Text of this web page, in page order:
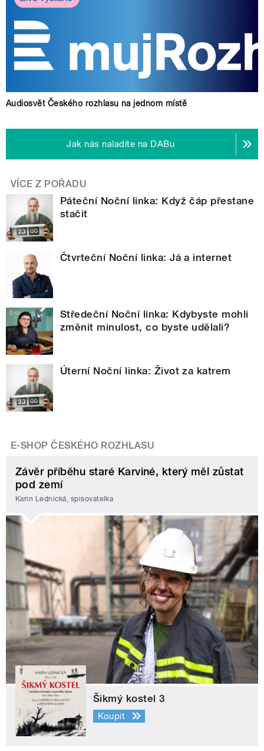
Audiosvět Českého rozhlasu na jednom místě
Jak nás naladíte na DABu
VÍCE Z POŘADU
Páteční Noční linka: Když čáp přestane
stačit
Čtvrteční Noční linka: Já a internet
Středeční Noční linka: Kdybyste mohli
změnit minulost, co byste udělali?
Úterní Noční linka: Život za katrem
E-SHOP ČESKÉHO ROZHLASU
Závěr příběhu staré Karviné, který měl zůstat
pod zemí
Karin Lednická, spisovatelka
Šikmý kostel 3
Koupit